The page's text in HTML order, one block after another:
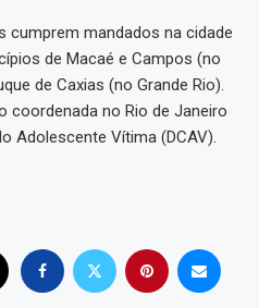
cumprem mandados na cidade
de Macaé e Campos (no
de Caxias (no Grande Rio).
coordenada no Rio de Janeiro
Adolescente Vítima (DCAV).